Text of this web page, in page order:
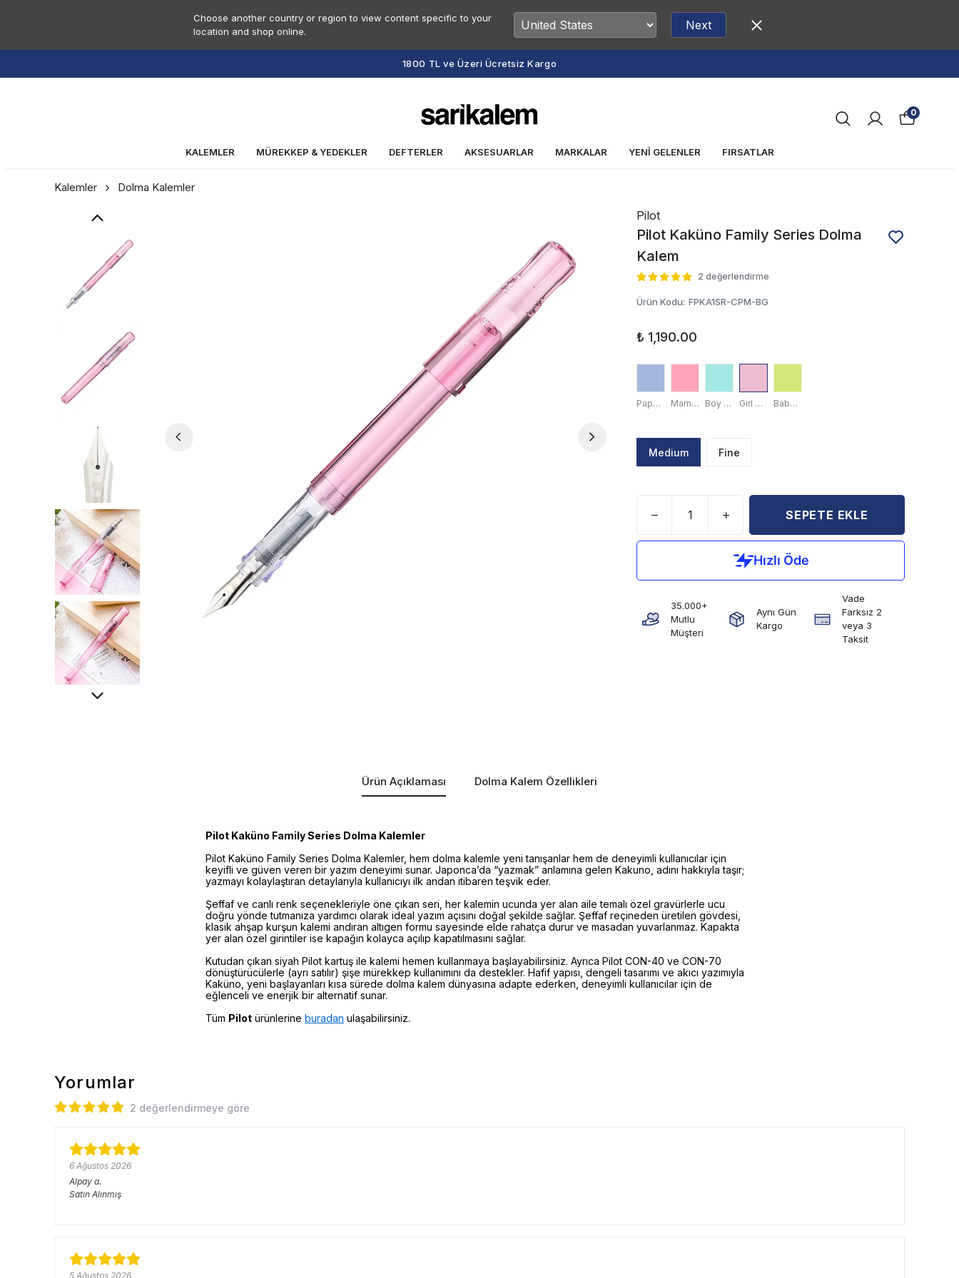
Choose another country or region to view content specific to your
location and shop online.
Next
Vade Farksız 2 veya 3 Taksit Fırsatı
KALEMLER MÜREKKEP & YEDEKLER DEFTERLER AKSESUARLAR MARKALAR YENİ GELENLER FIRSATLAR
0
Kalemler Dolma Kalemler
Pilot
Pilot Kaküno Family Series Dolma
Kalem
2 değerlendirme
Ürün Kodu: FPKA1SR-CPM-BG
₺ 1,190.00
Papa Blue Mama Red Boy Green Girl Pink Baby Yellow
Medium Fine
SEPETE EKLE
35.000+
Mutlu
Müşteri
Aynı Gün
Kargo
Vade
Farksız 2
veya 3
Taksit
Ürün Açıklaması Dolma Kalem Özellikleri
Pilot Kaküno Family Series Dolma Kalemler
Pilot Kaküno Family Series Dolma Kalemler, hem dolma kalemle yeni tanışanlar hem de deneyimli kullanıcılar için
keyifli ve güven veren bir yazım deneyimi sunar. Japonca’da “yazmak” anlamına gelen Kakuno, adını hakkıyla taşır;
yazmayı kolaylaştıran detaylarıyla kullanıcıyı ilk andan itibaren teşvik eder.
Şeffaf ve canlı renk seçenekleriyle öne çıkan seri, her kalemin ucunda yer alan aile temalı özel gravürlerle ucu
doğru yönde tutmanıza yardımcı olarak ideal yazım açısını doğal şekilde sağlar. Şeffaf reçineden üretilen gövdesi,
klasik ahşap kurşun kalemi andıran altıgen formu sayesinde elde rahatça durur ve masadan yuvarlanmaz. Kapakta
yer alan özel girintiler ise kapağın kolayca açılıp kapatılmasını sağlar.
Kutudan çıkan siyah Pilot kartuş ile kalemi hemen kullanmaya başlayabilirsiniz. Ayrıca Pilot CON-40 ve CON-70
dönüştürücülerle (ayrı satılır) şişe mürekkep kullanımını da destekler. Hafif yapısı, dengeli tasarımı ve akıcı yazımıyla
Kaküno, yeni başlayanları kısa sürede dolma kalem dünyasına adapte ederken, deneyimli kullanıcılar için de
eğlenceli ve enerjik bir alternatif sunar.
Tüm Pilot ürünlerine buradan ulaşabilirsiniz.
Yorumlar
2 değerlendirmeye göre
6 Ağustos 2026
Alpay a.
Satın Alınmış
5 Ağustos 2026